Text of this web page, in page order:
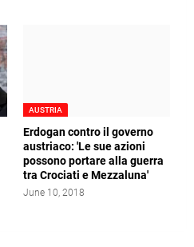
AUSTRIA
Erdogan contro il governo
austriaco: 'Le sue azioni
possono portare alla guerra
tra Crociati e Mezzaluna'
June 10, 2018